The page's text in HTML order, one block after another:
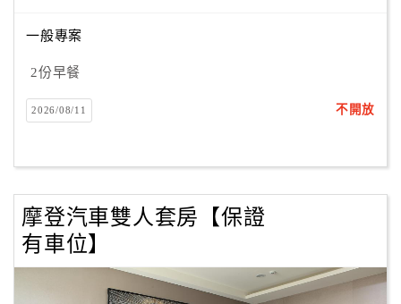
店
作
商
合
作
一般專案
2份早餐
2026/08/11 不開放
摩登汽車雙人套房【保證
有車位】